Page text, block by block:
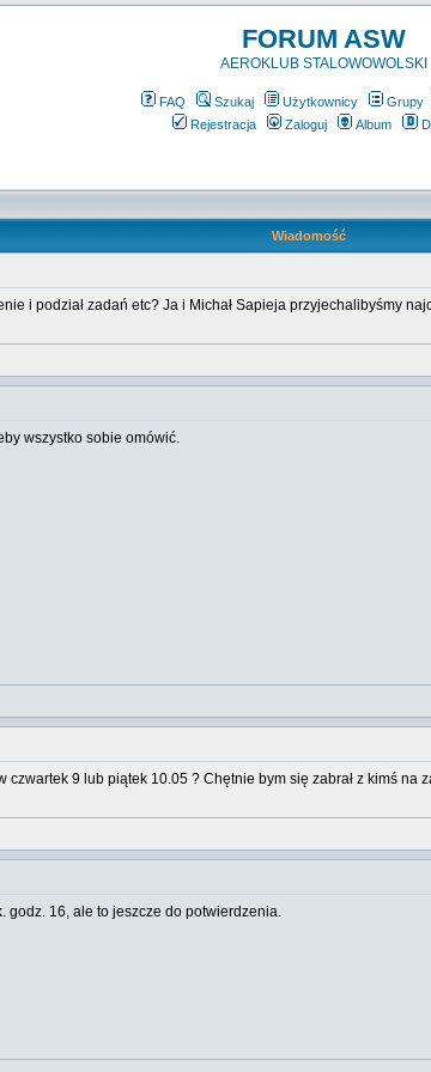
FORUM ASW
AEROKLUB STALOWOWOLSKI
FAQ Szukaj Użytkownicy Grupy
Rejestracja
Zaloguj Album
Wiadomość
i podział zadań etc? Ja i Michał Sapieja przyjechalibyśmy
wszystko sobie omówić.
9 lub piątek 10.05 ? Chętnie bym się zabrał z kimś na
godz. 16, ale to jeszcze do potwierdzenia.